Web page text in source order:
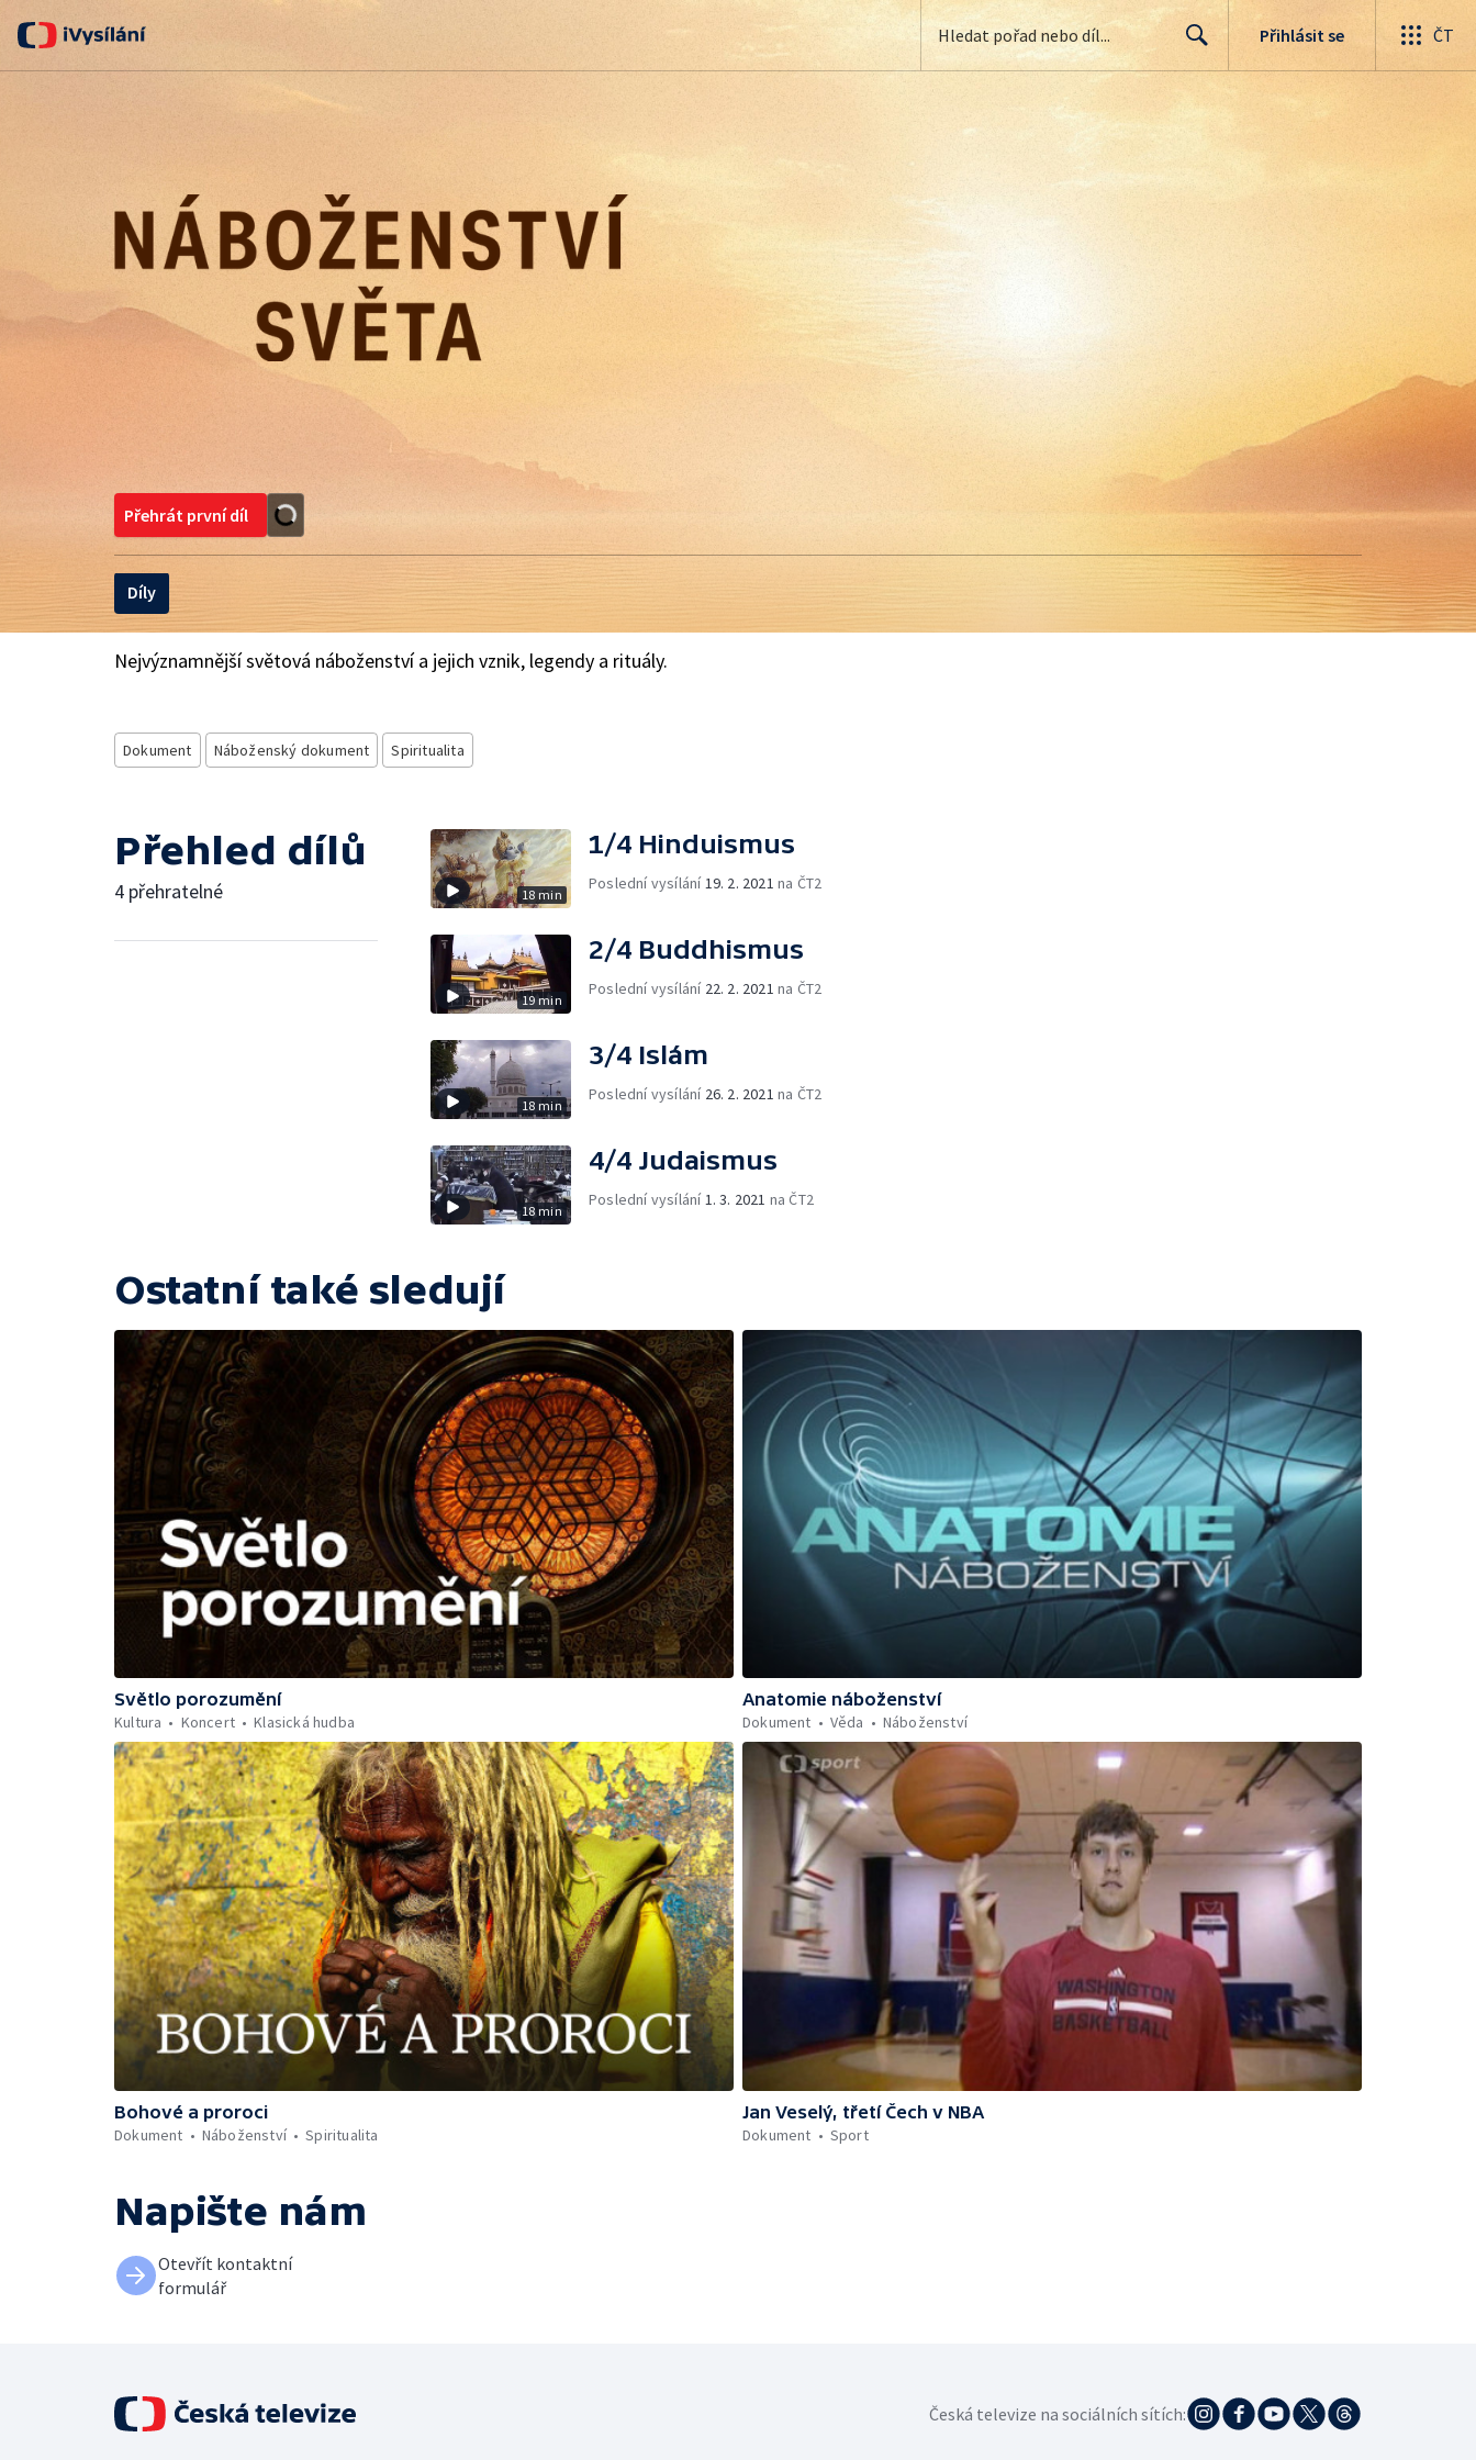
Přihlásit se ČT
Přehrát první díl
Díly
Nejvýznamnější světová náboženství a jejich vznik, legendy a rituály.
Dokument Náboženský dokument Spiritualita
Přehled dílů
4 přehratelné 18 min
1/4 Hinduismus
Poslední vysílání19. 2. 2021 na ČT2
19 min
2/4 Buddhismus
Poslední vysílání 22. 2. 2021 na ČT2
18 min
3/4 Islám
Poslední vysílání 26. 2. 2021 na ČT2
18 min
4/4 Judaismus
Poslední vysílání1. 3. 2021 na ČT2
Ostatní také sledují
Světlo porozumění
Kultura
Koncert Klasická hudba
Anatomie náboženství
Dokument
Věda Náboženství
Bohové a proroci
Dokument
Náboženství Spiritualita
Jan Veselý, třetí Čech v NBA
Dokument
Sport
Napište nám
Otevřít kontaktní
formulář
Česká televize na sociálních sítích: